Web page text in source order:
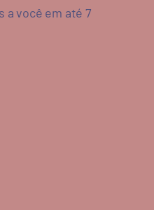
a você em até 7